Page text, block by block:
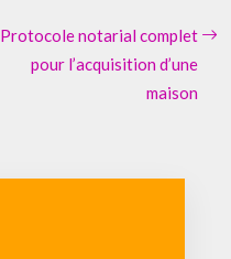
Protocole notarial complet
pour l’acquisition d’une
maison